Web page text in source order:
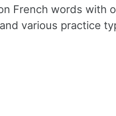
French words with
various practice